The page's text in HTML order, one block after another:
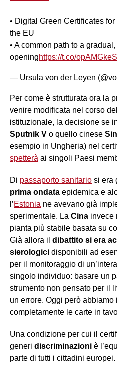
• Digital Green Certificates
the EU
• A common path to a
openinghttps://t.co/
— Ursula von der Leyen
Per come è strutturata ora la
venire modificata nel corso
istituzionale, la decisione se
Sputnik V o quello cinese
esempio in Ungheria) nel
spetterà ai singoli Paesi
Di passaporto sanitario si era
prima ondata epidemica e
l’Estonia ne avevano già
sperimentale. La Cina invece
pianta più stabile basata su
Già allora il dibattito si era
sierologici disponibili ad
per il monitoraggio di
singolo individuo: basare un
strumento non pensato per il
un errore. Oggi però abbiamo i
completamente le carte in
Una condizione per cui il
generi discriminazioni è
parte di tutti i cittadini